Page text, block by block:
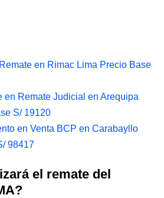
en Rimac Lima Precio Base
Remate Judicial en Arequipa
S/ 19120
en Venta BCP en Carabayllo
98417
el remate del